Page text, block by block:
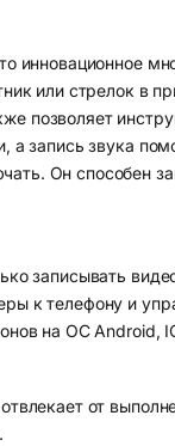
инновационное
или стрелок в
позволяет
а запись звука
Он способен
записывать
к телефону и
на ОС Android,
от